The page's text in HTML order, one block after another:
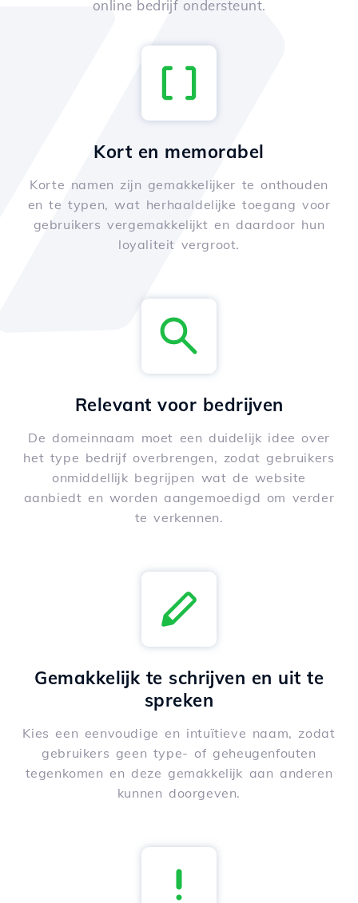
online bedrijf ondersteunt.
Kort en memorabel
Korte namen zijn gemakkelijker te onthouden
en te typen, wat herhaaldelijke toegang voor
gebruikers vergemakkelijkt en daardoor hun
loyaliteit vergroot.
Relevant voor bedrijven
De domeinnaam moet een duidelijk idee over
het type bedrijf overbrengen, zodat gebruikers
onmiddellijk begrijpen wat de website
aanbiedt en worden aangemoedigd om verder
te verkennen.
Gemakkelijk te schrijven en uit te
spreken
Kies een eenvoudige en intuïtieve naam, zodat
gebruikers geen type- of geheugenfouten
tegenkomen en deze gemakkelijk aan anderen
kunnen doorgeven.